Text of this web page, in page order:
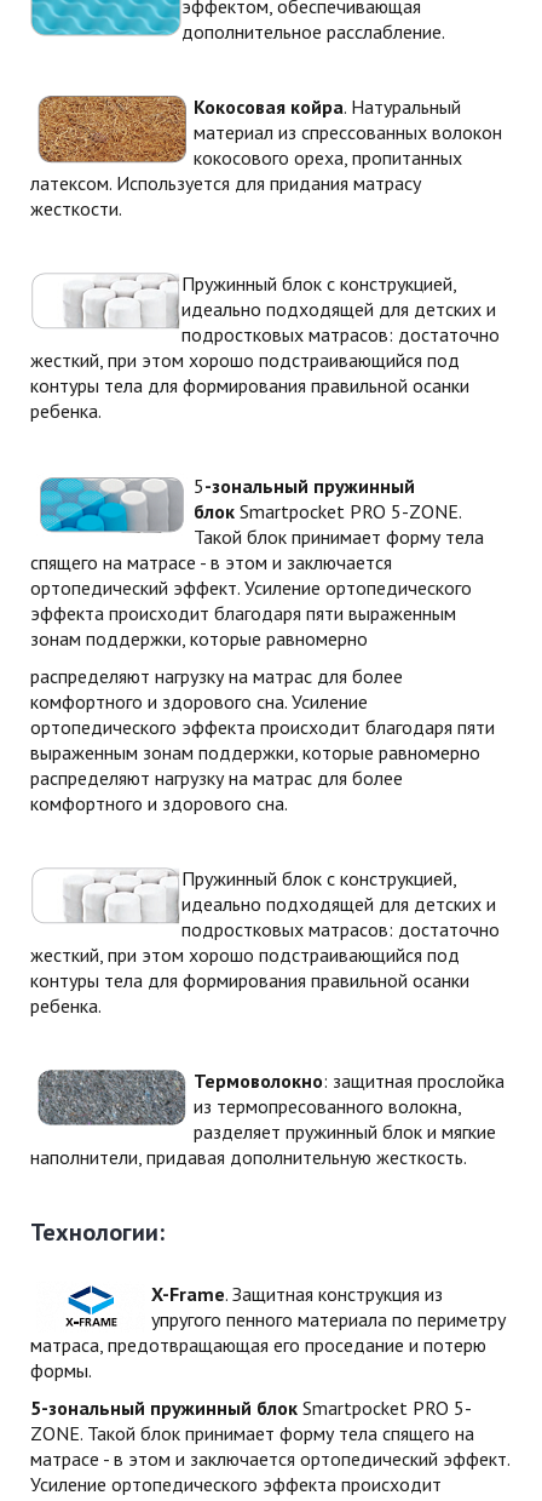
эффектом, обеспечивающая
дополнительное расслабление.
Кокосовая койра. Натуральный
материал из спрессованных волокон
кокосового ореха, пропитанных
латексом. Используется для придания матрасу
жесткости.
Пружинный блок с конструкцией,
идеально подходящей для детских и
подростковых матрасов: достаточно
жесткий, при этом хорошо подстраивающийся под
контуры тела для формирования правильной осанки
ребенка.
5-зональный пружинный
блокSmartpocket PRO 5-ZONE.
Такой блок принимает форму тела
спящего на матрасе - в этом и заключается
ортопедический эффект. Усиление ортопедического
эффекта происходит благодаря пяти выраженным
зонам поддержки, которые равномерно
распределяют нагрузку на матрас для более
комфортного и здорового сна. Усиление
ортопедического эффекта происходит благодаря пяти
выраженным зонам поддержки, которые равномерно
распределяют нагрузку на матрас для более
комфортного и здорового сна.
Пружинный блок с конструкцией,
идеально подходящей для детских и
подростковых матрасов: достаточно
жесткий, при этом хорошо подстраивающийся под
контуры тела для формирования правильной осанки
ребенка.
Термоволокно: защитная прослойка
из термопресованного волокна,
разделяет пружинный блок и мягкие
наполнители, придавая дополнительную жесткость.
Технологии:
X-Frame. Защитная конструкция из
упругого пенного материала по периметру
матраса, предотвращающая его проседание и потерю
формы.
5-зональный пружинный блокSmartpocket PRO 5-
ZONE. Такой блок принимает форму тела спящего на
матрасе - в этом и заключается ортопедический эффект.
Усиление ортопедического эффекта происходит